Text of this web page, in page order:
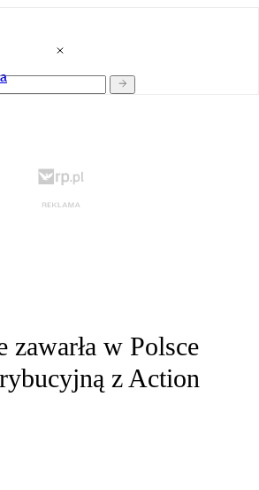
zawarła w Polsce
z Action